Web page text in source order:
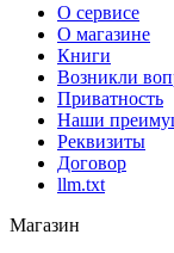
О сервисе
О магазине
Книги
Возникли
Приватность
Наши
Реквизиты
Договор
llm.txt
Магазин